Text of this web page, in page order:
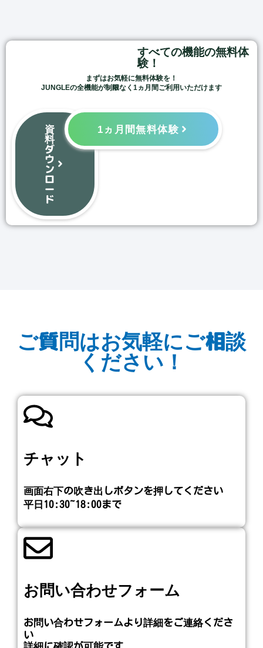
すべての機能の無料体
験！
まずはお気軽に無料体験を！
JUNGLEの全機能が制限なく1ヵ月間ご利用いただけます
資
料
ダ
ウ
ン
ロ
ー
ド
1ヵ月間無料体験
ご質問はお気軽にご相談
ください！
チャット
画面右下の吹き出しボタンを押してください​
平日10:30~18:00まで
お問い合わせフォーム
お問い合わせフォームより詳細をご連絡くださ
い
詳細に確認が可能です